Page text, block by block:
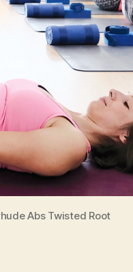
Abs Twisted Root